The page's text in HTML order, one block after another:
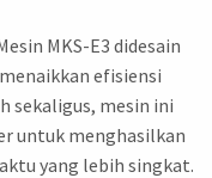
MKS-E3 didesain
efisiensi
sekaligus, mesin ini
untuk menghasilkan
yang lebih singkat.